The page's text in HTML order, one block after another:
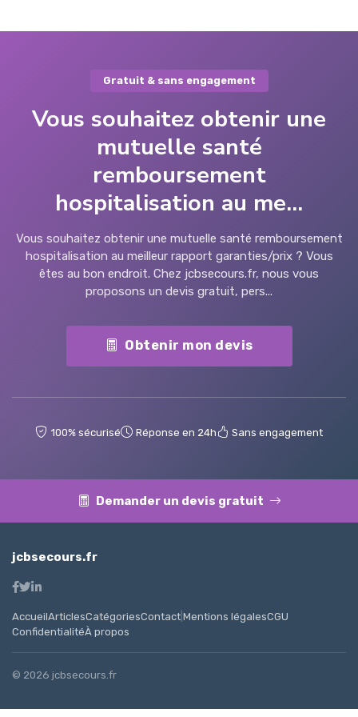
Gratuit & sans engagement
Vous souhaitez obtenir une
mutuelle santé
remboursement
hospitalisation au me...
Vous souhaitez obtenir une mutuelle santé remboursement
hospitalisation au meilleur rapport garanties/prix ? Vous
êtes au bon endroit. Chez jcbsecours.fr, nous vous
proposons un devis gratuit, pers...
Obtenir mon devis
100% sécurisé Réponse en 24h Sans engagement
Demander un devis gratuit
jcbsecours.fr
AccueilArticlesCatégoriesContact Mentions légalesCGU
ConfidentialitéÀ propos
© 2026 jcbsecours.fr